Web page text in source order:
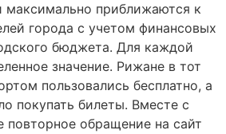
максимально приближаются к
города с учетом финансовых
бюджета. Для каждой
значение. Рижане в тот
пользовались бесплатно, а
покупать билеты. Вместе с
повторное обращение на сайт